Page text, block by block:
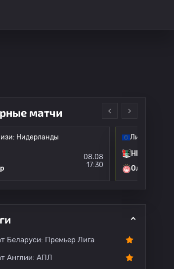
матчи
Нидерланды
08.08
17:30
Лига
НЕК
Беларуси: Премьер Лига
Англии: АПЛ